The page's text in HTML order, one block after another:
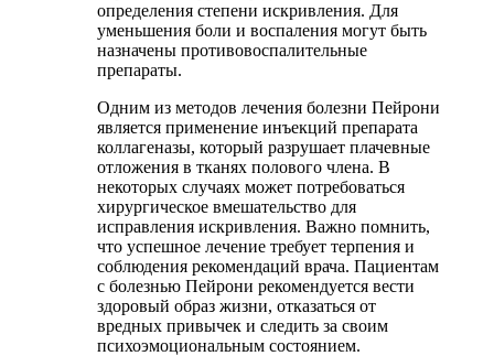
определения степени искривления. Для
уменьшения боли и воспаления могут быть
назначены противовоспалительные
препараты.
Одним из методов лечения болезни Пейрони
является применение инъекций препарата
коллагеназы, который разрушает плачевные
отложения в тканях полового члена. В
некоторых случаях может потребоваться
хирургическое вмешательство для
исправления искривления. Важно помнить,
что успешное лечение требует терпения и
соблюдения рекомендаций врача. Пациентам
с болезнью Пейрони рекомендуется вести
здоровый образ жизни, отказаться от
вредных привычек и следить за своим
психоэмоциональным состоянием.